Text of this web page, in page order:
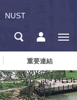
NUST
重要連結